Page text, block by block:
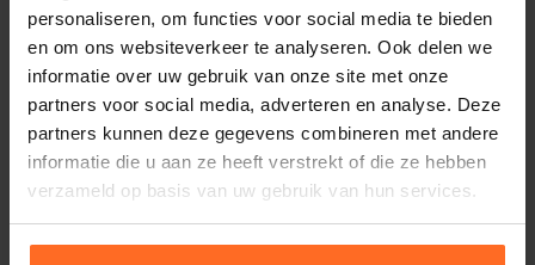
personaliseren, om functies voor social media te bieden
en om ons websiteverkeer te analyseren. Ook delen we
informatie over uw gebruik van onze site met onze
partners voor social media, adverteren en analyse. Deze
partners kunnen deze gegevens combineren met andere
informatie die u aan ze heeft verstrekt of die ze hebben
verzameld op basis van uw gebruik van hun services.
Doelgroep
Heren
Korte Mouw
Wassen
30°c Bonte Was, Niet In
Droger, Lage Temp Strijk
Kleur
Zand / Kakhi
Patroon
Streep
Retourneren
Binnen 30 dagen eenvoudig retourneren via DHL voor
slechts € 4,95 of op eigen kosten via PostNL. In de
Bomont winkels kunt u ook gratis retourneren.
Betalen